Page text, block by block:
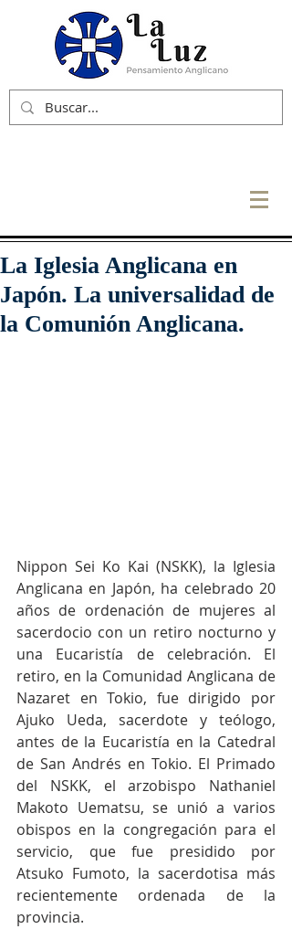
La Iglesia Anglicana en
Japón. La universalidad de
la Comunión Anglicana.
Nippon Sei Ko Kai (NSKK), la Iglesia
Anglicana en Japón, ha celebrado 20
años de ordenación de mujeres al
sacerdocio con un retiro nocturno y
una Eucaristía de celebración. El
retiro, en la Comunidad Anglicana de
Nazaret en Tokio, fue dirigido por
Ajuko Ueda, sacerdote y teólogo,
antes de la Eucaristía en la Catedral
de San Andrés en Tokio. El Primado
del NSKK, el arzobispo Nathaniel
Makoto Uematsu, se unió a varios
obispos en la congregación para el
servicio, que fue presidido por
Atsuko Fumoto, la sacerdotisa más
recientemente ordenada de la
provincia.